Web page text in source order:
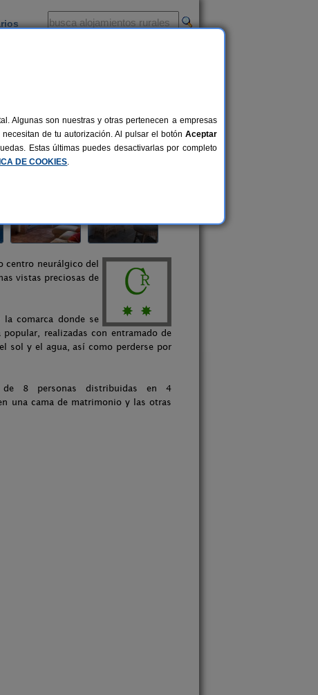
centro neurálgico del
vistas preciosas de
la comarca donde se
realizadas con entramado de
sol y el agua, así como perderse por
8 personas distribuidas en 4
una cama de matrimonio y las otras
Algunas son nuestras y otras pertenecen a empresas
de tu autorización. Al pulsar el botón Aceptar
Estas últimas puedes desactivarlas por completo
DE COOKIES.